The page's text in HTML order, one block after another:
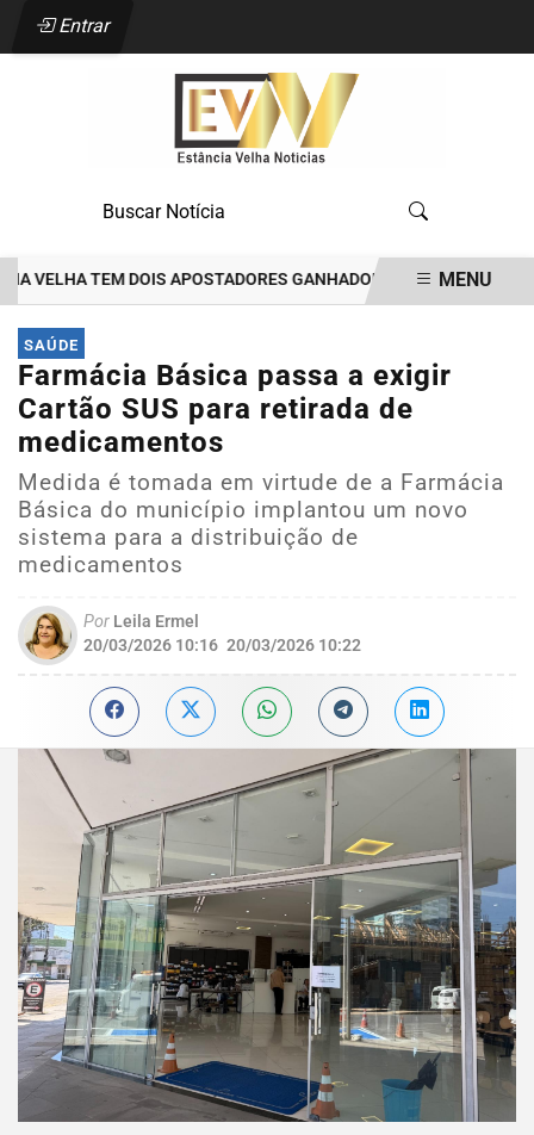
Entrar
TEM DOIS APOSTADORES GANHADORES DE PRÊMIOS DE
EM ALTA
MENU
SAÚDE
Farmácia Básica passa a exigir
Cartão SUS para retirada de
medicamentos
Medida é tomada em virtude de a Farmácia
Básica do município implantou um novo
sistema para a distribuição de
medicamentos
Por Leila Ermel
20/03/2026 10:16 20/03/2026 10:22